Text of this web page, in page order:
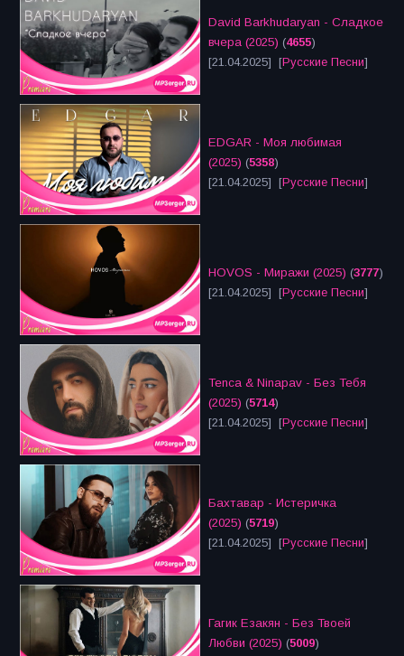
David Barkhudaryan - Сладкое
вчера (2025) (4655)
[21.04.2025] [Русские Песни]
EDGAR - Моя любимая
(2025) (5358)
[21.04.2025] [Русские Песни]
HOVOS - Миражи (2025) (3777)
[21.04.2025] [Русские Песни]
Tenca & Ninapav - Без Тебя
(2025) (5714)
[21.04.2025] [Русские Песни]
Бахтавар - Истеричка
(2025) (5719)
[21.04.2025] [Русские Песни]
Гагик Езакян - Без Твоей
Любви (2025) (5009)